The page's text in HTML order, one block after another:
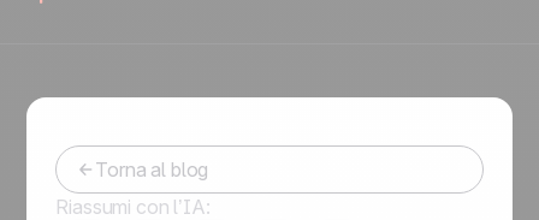
Torna al blog
Riassumi con l’IA: